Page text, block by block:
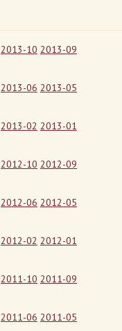
2013-10 2013-09
2013-06 2013-05
2013-02 2013-01
2012-10 2012-09
2012-06 2012-05
2012-02 2012-01
2011-10 2011-09
2011-06 2011-05